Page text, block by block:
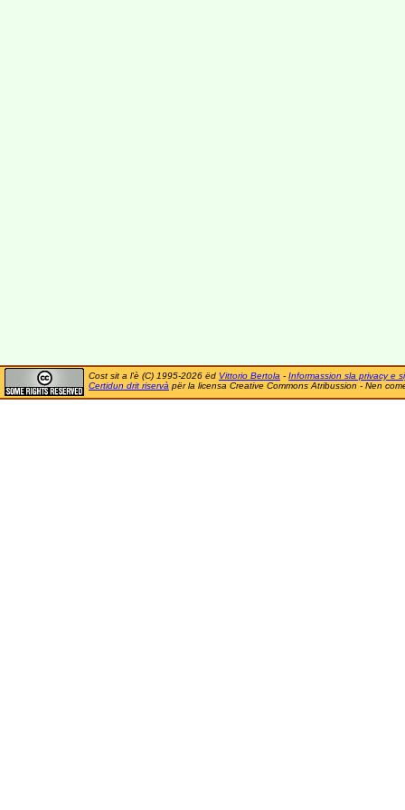
Cost sit a l'è (C) 1995-2026 ëd Vittorio Bertola - Informassion sla privacy e
Certidun drit riservà për la licensa Creative Commons Atribussion - Nen